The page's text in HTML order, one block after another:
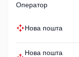
Оператор
Нова пошта
Нова пошта